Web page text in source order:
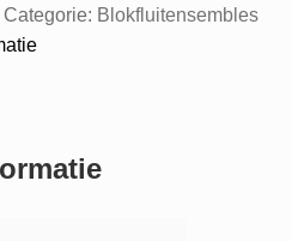
Categorie: Blokfluitensembles